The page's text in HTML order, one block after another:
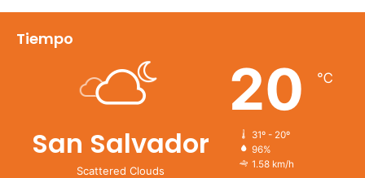
Tiempo
San Salvador
Scattered Clouds
20 ℃
31º - 20º
96%
1.58 km/h